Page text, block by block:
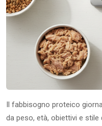
Il fabbisogno proteico
da peso, età, obiettivi e stile